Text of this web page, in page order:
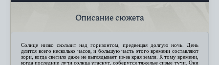
Описание сюжета
Солнце низко скользит над горизонтом, предвещая долгую ночь. День
длится всего несколько часов, и большую часть этого времени составляют
зори, когда светило даже не выглядывает из-за края земли. К тому времени,
когда последние лучи солнца угаснут, соберутся тяжелые сизые тучи. Они